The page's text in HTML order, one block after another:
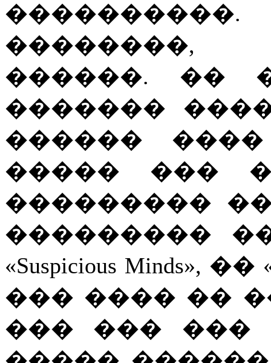
��������,
������. ��
�������
������
����� ���
���������
��������� ��
«Suspicious Minds»,
��� ���� ��
��� ��� ���